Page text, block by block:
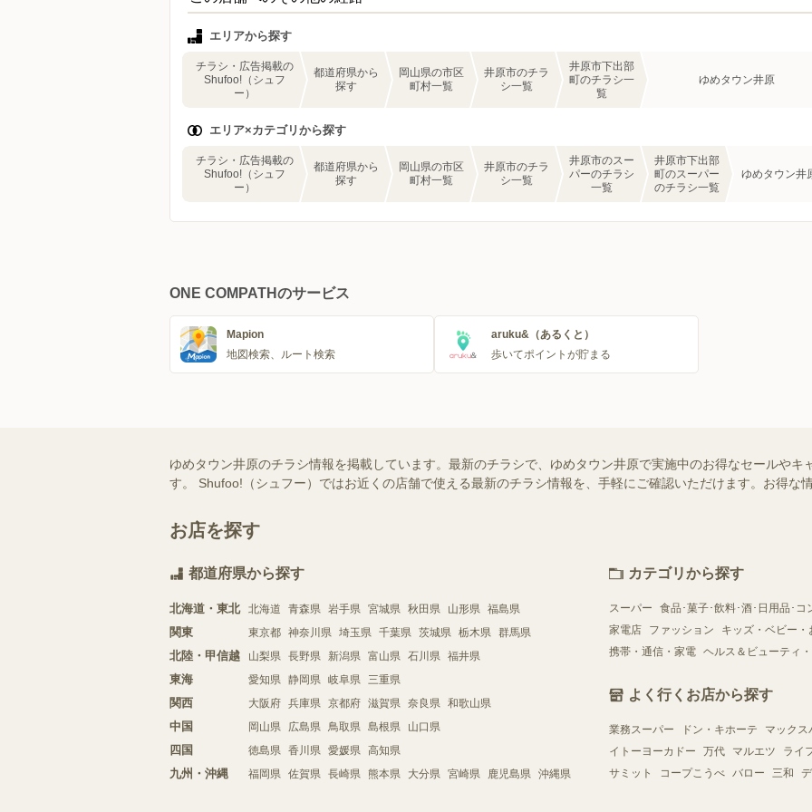
エリアから探す
チラシ・広告掲載の
Shufoo!（シュフ
ー）
都道府県から
探す
岡山県の市区
町村一覧
井原市のチラ
シ一覧
井原市下出部
町のチラシ一
覧
ゆめタウン井原
エリア×カテゴリから探す
チラシ・広告掲載の
Shufoo!（シュフ
ー）
都道府県から
探す
岡山県の市区
町村一覧
井原市のチラ
シ一覧
井原市のスー
パーのチラシ
一覧
井原市下出部
町のスーパー
のチラシ一覧
ゆめタウン井
ONE COMPATHのサービス
Mapion
地図検索、ルート検索
aruku&（あるくと）
歩いてポイントが貯まる
ゆめタウン井原のチラシ情報を掲載しています。最新のチラシで、ゆめタウン井原で実施中のお得なセールや
す。 Shufoo!（シュフー）ではお近くの店舗で使える最新のチラシ情報を、手軽にご確認いただけます。お得な
お店を探す
都道府県から探す
北海道・東北 北海道 青森県 岩手県 宮城県 秋田県 山形県 福島県
関東 東京都 神奈川県 埼玉県 千葉県 茨城県 栃木県 群馬県
北陸・甲信越 山梨県 長野県 新潟県 富山県 石川県 福井県
東海 愛知県 静岡県 岐阜県 三重県
関西 大阪府 兵庫県 京都府 滋賀県 奈良県 和歌山県
中国 岡山県 広島県 鳥取県 島根県 山口県
四国 徳島県 香川県 愛媛県 高知県
九州・沖縄 福岡県 佐賀県 長崎県 熊本県 大分県 宮崎県 鹿児島県 沖縄県
カテゴリから探す
スーパー
食品･菓子･飲料･酒･日用品･コ
家電店
ファッション
キッズ・ベビー・
携帯・通信・家電 ヘルス＆ビューティ
よく行くお店から探す
業務スーパー ドン・キホーテ
マックス
イトーヨーカドー
万代 マルエツ
ライ
サミット
コープこうべ バロー 三和